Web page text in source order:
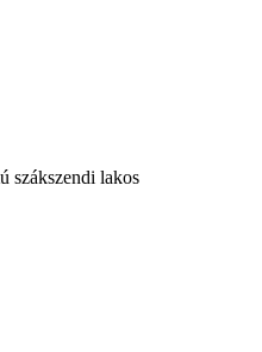
szákszendi lakos